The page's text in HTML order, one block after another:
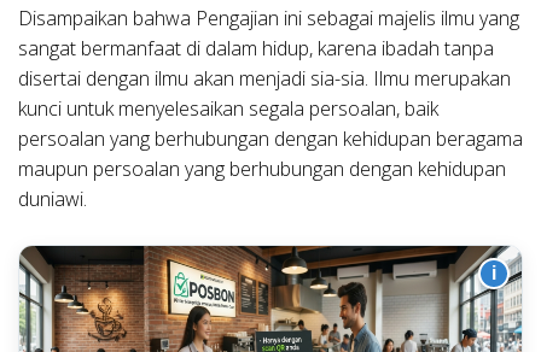
Disampaikan bahwa Pengajian ini sebagai majelis ilmu yang
sangat bermanfaat di dalam hidup, karena ibadah tanpa
disertai dengan ilmu akan menjadi sia-sia. Ilmu merupakan
kunci untuk menyelesaikan segala persoalan, baik
persoalan yang berhubungan dengan kehidupan beragama
maupun persoalan yang berhubungan dengan kehidupan
duniawi.
i